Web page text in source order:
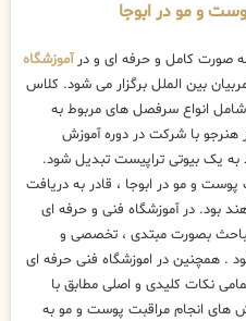
و مو در ابوجا
صورت کامل و حرفه ای و درآموزشگاه
بین الملل برگزار می شود. کلاس
انواع سرفصل های مربوط به
هنرجو با شرکت در دوره آموزش
به یک بیوتی تراپیست تبدیل شود.
و مو در ابوجا ، قادر به دریافت
بود. در آموزشگاه فنی و حرفه ای
بصورت مبتدی ، تخصصی و
. همچنین در اموزشگاه فنی حرفه ای
نکات کلیدی و اصلی مطابق با
های انجام مراقبت پوست و مو به